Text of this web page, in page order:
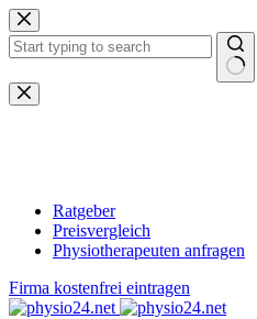
Zum
Inhalt
springen
Keine
Ergebnisse
Ratgeber
Preisvergleich
Physiotherapeuten anfragen
Firma kostenfrei eintragen